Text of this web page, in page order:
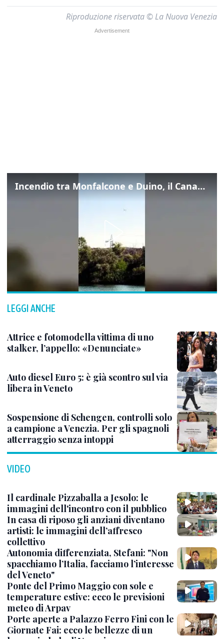
Riproduzione riservata © La Nuova Venezia
Incendio tra Monfalcone e Duino, il Canadair in azione per fermare le fiamme sul fronte dell’A4
LEGGI ANCHE
Attrice e fotomodella vittima di uno
stalker, l’appello: «Denunciate»
Auto diesel Euro 5: è già scontro sul via
libera in Veneto
Sospensione di Schengen, controlli solo
a campione a Venezia. Per gli spagnoli
atterraggio senza intoppi
VIDEO
Il cardinale Pizzaballa a Jesolo: le
immagini dell'incontro con il pubblico
In casa di riposo gli anziani diventano
artisti: le immagini dell’affresco
collettivo
Autonomia differenziata, Stefani: "Non
spacchiamo l’Italia, facciamo l’interesse
del Veneto"
Ponte del Primo Maggio con sole e
temperature estive: ecco le previsioni
meteo di Arpav
Porte aperte a Palazzo Ferro Fini con le
Giornate Fai: ecco le bellezze di un